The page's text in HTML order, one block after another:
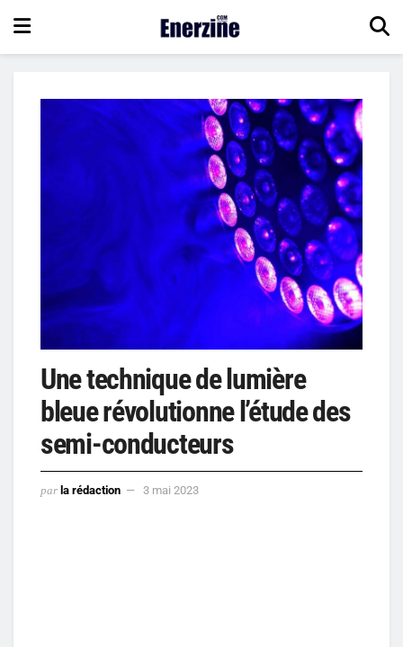
Une technique de lumière
bleue révolutionne l’étude des
semi-conducteurs
par la rédaction 3 mai 2023